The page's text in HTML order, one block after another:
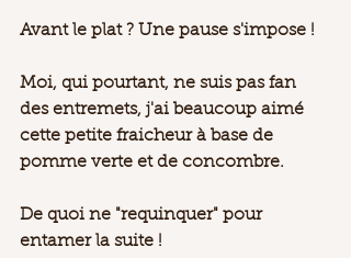
Avant le plat ? Une pause s'impose !
Moi, qui pourtant, ne suis pas fan
des entremets, j'ai beaucoup aimé
cette petite fraicheur à base de
pomme verte et de concombre.
De quoi ne "requinquer" pour
entamer la suite !